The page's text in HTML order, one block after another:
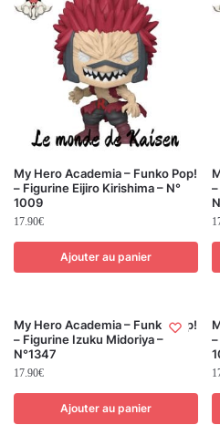
My Hero Academia – Funko Pop!
– Figurine Eijiro Kirishima – N°
1009
17.90€
Ajouter au panier
My Hero Academia – Funko Pop!
– Figurine Izuku Midoriya –
N°1347
17.90€
Ajouter au panier